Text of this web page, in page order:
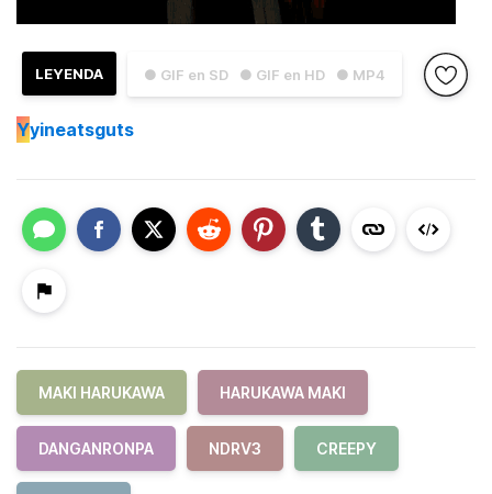
● GIF en SD ● GIF en HD ● MP4
LEYENDA
Yyineatsguts
MAKI HARUKAWA HARUKAWA MAKI
DANGANRONPA NDRV3 CREEPY